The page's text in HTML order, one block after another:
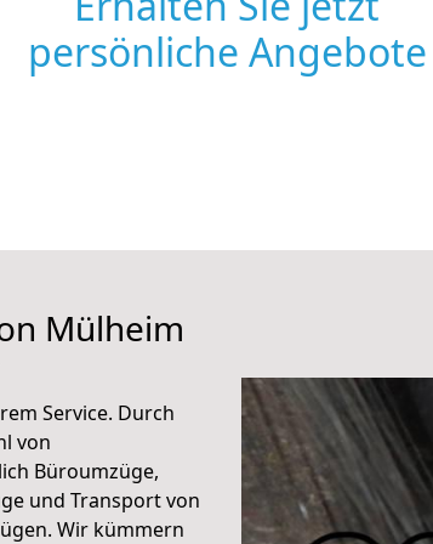
persönliche Angebote
Mülheim
Service. Durch
von
Büroumzüge,
und Transport von
Wir kümmern